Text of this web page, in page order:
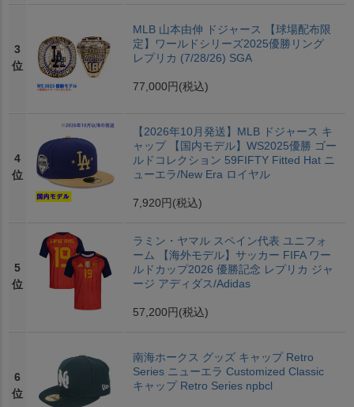
3
位
MLB 山本由伸 ドジャース 【球場配布限
定】ワールドシリーズ2025優勝リング
レプリカ (7/28/26) SGA
77,000円 (税込)
4
位
【2026年10月発送】MLB ドジャース キ
ャップ 【国内モデル】WS2025優勝 ゴー
ルドコレクション 59FIFTY Fitted Hat ニ
ューエラ/New Era ロイヤル
7,920円 (税込)
5
位
ラミン・ヤマル スペイン代表 ユニフォ
ーム 【海外モデル】サッカー FIFA ワー
ルドカップ2026 優勝記念 レプリカ ジャ
ージ アディダス/Adidas
57,200円 (税込)
6
位
南海ホークス グッズ キャップ Retro
Series ニューエラ Customized Classic
キャップ Retro Series npbcl